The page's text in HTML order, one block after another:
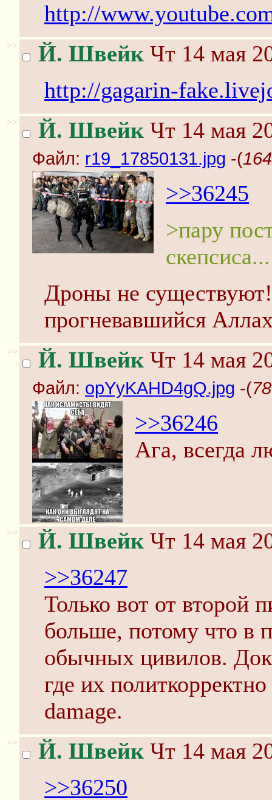
http://
>> Й. Швейк Чт 14 мая
http://gagarin-
>> Й. Швейк Чт 14 мая
Файл: r19_17850131.jpg -(
>>36245
>пару
скепсиса...
Дроны не
прогневавшийся
>> Й. Швейк Чт 14 мая
Файл: opYyKAHD4gQ.jpg -(
>>36246
Ага, всегда
>> Й. Швейк Чт 14 мая
>>36247
Только вот от второй
больше, потому что в
обычных цивилов.
где их
damage.
>> Й. Швейк Чт 14 мая
>>36250